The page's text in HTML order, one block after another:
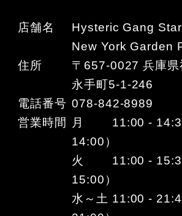
店舗名
Hysteric Gang
New York Garden
住所
〒657-0027 兵庫県
永手町5-1-246
電話番号 078-842-8989
営業時間
月 11:00 -
14:00）
火 11:00 -
15:00）
水～土 11:00 -